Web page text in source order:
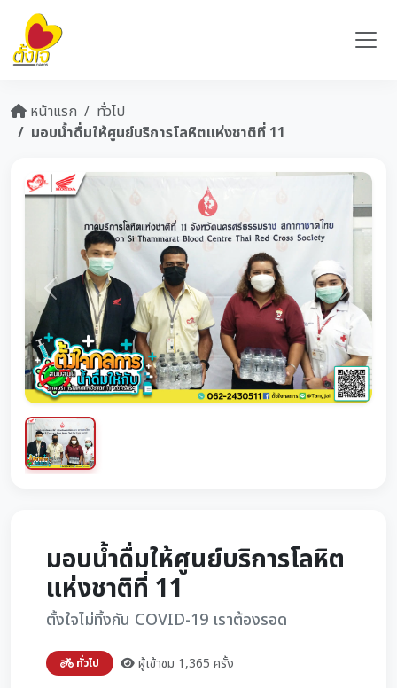
หน้าแรก
ทั่วไป
มอบน้ำดื่มให้ศูนย์บริการโลหิตแห่งชาติที่ 11
Previous Next
มอบน้ำดื่มให้ศูนย์บริการโลหิต
แห่งชาติที่ 11
ตั้งใจไม่ทิ้งกัน COVID-19 เราต้องรอด
ทั่วไป ผู้เข้าชม 1,365 ครั้ง